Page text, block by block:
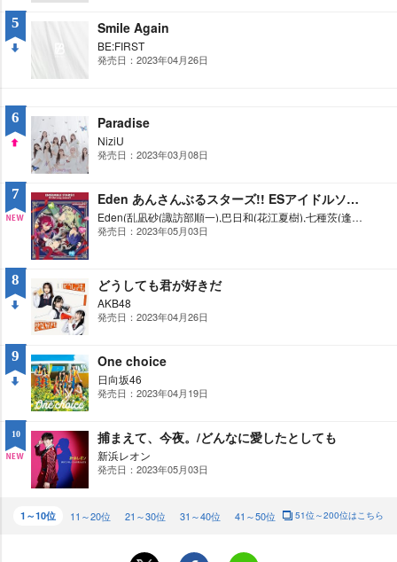
5 Smile Again
BE:FIRST
発売日：2023年04月26日
6 Paradise
NiziU
発売日：2023年03月08日
7 Eden あんさんぶるスターズ!! ESアイドルソング season3 Adam「Melting Rouge Soul」/Eve「Ruby Love」
Eden(乱凪砂(諏訪部順一),巴日和(花江夏樹),七種茨(逢坂良太),漣ジュン(内田雄馬))
発売日：2023年05月03日
8
WN
どうしても君が好きだ
AKB48
発売日：2023年04月26日
9
WN
One choice
日向坂46
発売日：2023年04月19日
10 捕まえて、今夜。/どんなに愛したとしても
新浜レオン
発売日：2023年05月03日
1～10位 11～20位 21～30位 31～40位 41～50位 51位～200位はこちら